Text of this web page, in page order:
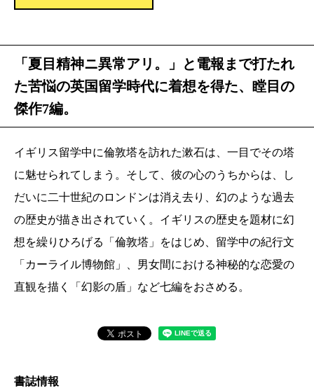
「夏目精神ニ異常アリ。」と電報まで打たれ
た苦悩の英国留学時代に着想を得た、瞠目の
傑作7編。
イギリス留学中に倫敦塔を訪れた漱石は、一目でその塔
に魅せられてしまう。そして、彼の心のうちからは、し
だいに二十世紀のロンドンは消え去り、幻のような過去
の歴史が描き出されていく。イギリスの歴史を題材に幻
想を繰りひろげる「倫敦塔」をはじめ、留学中の紀行文
「カーライル博物館」、男女間における神秘的な恋愛の
直観を描く「幻影の盾」など七編をおさめる。
書誌情報